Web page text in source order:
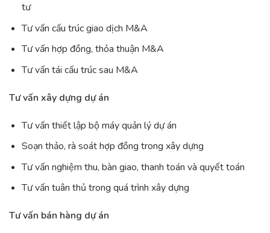
tư
Tư vấn cấu trúc giao dịch M&A
Tư vấn hợp đồng, thỏa thuận M&A
Tư vấn tái cấu trúc sau M&A
Tư vấn xây dựng dự án
Tư vấn thiết lập bộ máy quản lý dự án
Soạn thảo, rà soát hợp đồng trong xây dựng
Tư vấn nghiệm thu, bàn giao, thanh toán và quyết toán
Tư vấn tuân thủ trong quá trình xây dựng
Tư vấn bán hàng dự án